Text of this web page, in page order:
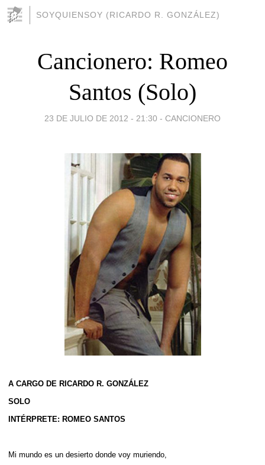
SOYQUIENSOY (RICARDO R. GONZÁLEZ)
Cancionero: Romeo
Santos (Solo)
23 DE JULIO DE 2012 - 21:30 - CANCIONERO
A CARGO DE RICARDO R. GONZÁLEZ
SOLO
INTÉRPRETE: ROMEO SANTOS
Mi mundo es un desierto donde voy muriendo,